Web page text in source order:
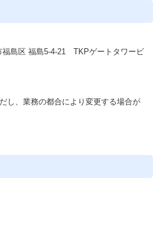
が社内に希望者を募り、選考のうえ人
す。
という社員のチャレンジ意欲をベース
発掘、部門間の人財交流促進も図って
指針)を体現し、功績をあげた社員を表
福島区 福島5-4-21 TKPゲートタワービ
し、業務の都合により変更する場合が